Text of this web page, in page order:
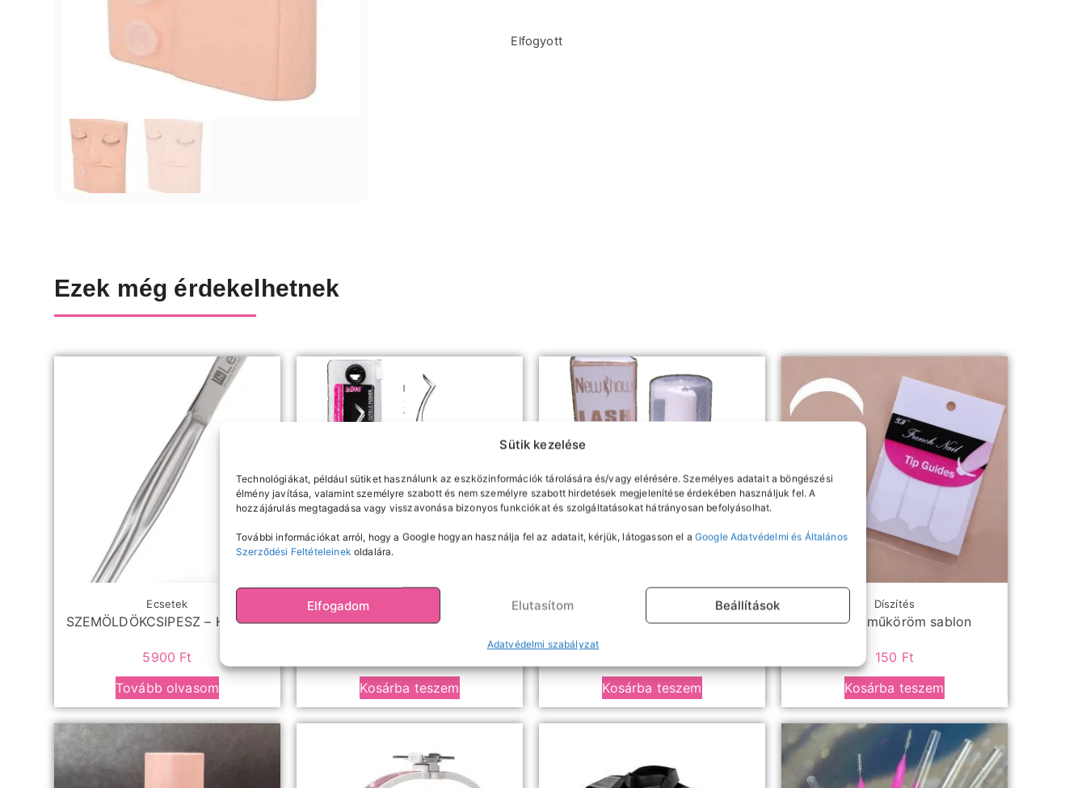
Sütik kezelése
Technológiákat, például sütiket használunk az eszközinformációk tárolására és/vagy elérésére. Személyes adatait a böngészési
élmény javítása, valamint személyre szabott és nem személyre szabott hirdetések megjelenítése érdekében használjuk fel. A
hozzájárulás megtagadása vagy visszavonása bizonyos funkciókat és szolgáltatásokat hátrányosan befolyásolhat.
További információkat arról, hogy a Google hogyan használja fel az adatait, kérjük, látogasson el a Google Adatvédelmi és Általános
Szerződési Feltételeinek oldalára.
Elfogadom Elutasítom Beállítások
Adatvédelmi szabályzat
Elfogyott
Ezek még érdekelhetnek
Ecsetek
SZEMÖLDÖKCSIPESZ – HEGYES
5900 Ft
Tovább olvasom
LS-02 szempilla csipesz
Kosárba teszem
Samponok, előkezelők, oldószerek
Newshow szempilla sampon
Kosárba teszem
Díszítés
Francia műköröm sablon
150 Ft
Kosárba teszem